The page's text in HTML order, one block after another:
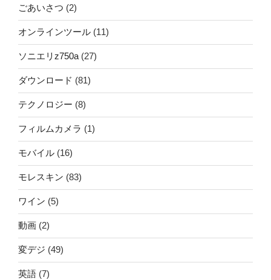
ごあいさつ (2)
オンラインツール (11)
ソニエリz750a (27)
ダウンロード (81)
テクノロジー (8)
フィルムカメラ (1)
モバイル (16)
モレスキン (83)
ワイン (5)
動画 (2)
変デジ (49)
英語 (7)